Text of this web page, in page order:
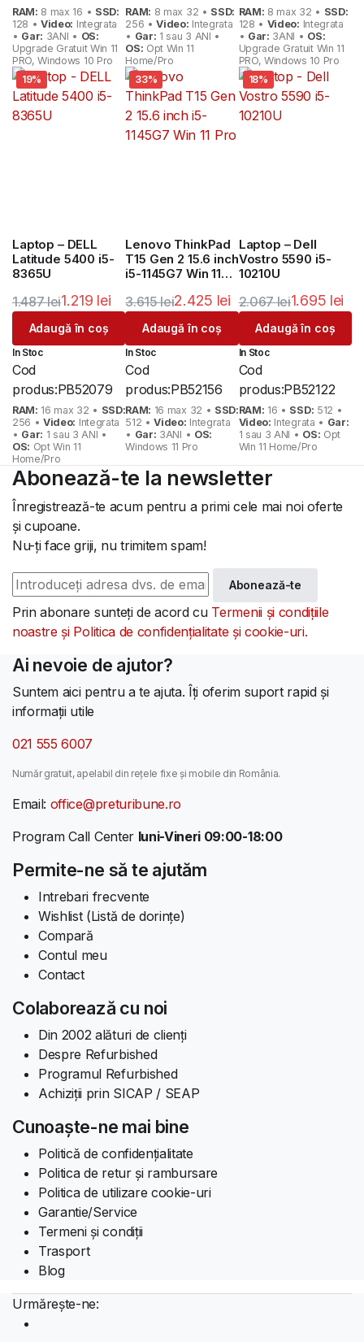
1.562 lei.
RAM: 8 max 16 • SSD:
128 •Video: Integrata
• Gar: 3ANI • OS:
Upgrade Gratuit Win 11
PRO, Windows 10 Pro
2.260 lei.
RAM: 8 max 32 • SSD:
256 •Video: Integrata
• Gar: 1 sau 3 ANI •
OS: Opt Win 11
Home/Pro
2.411 lei.
RAM: 8 max 32 • SSD:
128 • Video: Integrata
• Gar: 3ANI • OS:
Upgrade Gratuit Win 11
PRO, Windows 10 Pro
19%
Laptop – DELL
Latitude 5400 i5-
8365U
1.487lei
Prețul
inițial
a
fost:
1.487 lei.
1.219 lei
Prețul
curent
este:
1.219 lei.
Adaugă în coș
In Stoc
Cod
produs:PB52079
RAM: 16 max 32 • SSD:
256 •Video: Integrata
• Gar: 1 sau 3 ANI •
OS: Opt Win 11
Home/Pro
33%
Lenovo ThinkPad
T15 Gen 2 15.6 inch
i5-1145G7 Win 11
3.615lei
Prețul
inițial
a
fost:
3.615 lei.
2.425 lei
Prețul
curent
este:
2.425 lei.
Adaugă în coș
In Stoc
Cod
produs:PB52156
RAM: 16 max 32 • SSD:
512 •Video: Integrata
• Gar: 3ANI • OS:
Windows 11 Pro
18%
Laptop – Dell
Vostro 5590 i5-
10210U
2.067lei
Prețul
inițial
a
fost:
2.067 lei.
1.695 lei
Prețul
curent
este:
1.695 lei.
Adaugă în coș
In Stoc
Cod
produs:PB52122
RAM: 16 • SSD: 512 •
Video: Integrata • Gar:
1 sau 3 ANI • OS: Opt
Win 11 Home/Pro
Abonează-te la newsletter
Înregistrează-te acum pentru a primi cele mai noi oferte
și cupoane.
Nu-ți face griji, nu trimitem spam!
Abonează-te
Prin abonare sunteți de acord cu Termenii și condițiile
noastre și Politica de confidențialitate și cookie-uri.
Ai nevoie de ajutor?
Suntem aici pentru a te ajuta. Îți oferim suport rapid și
informații utile
021 555 6007
Număr gratuit, apelabil din rețele fixe și mobile din România.
Email: office@preturibune.ro
Program Call Center luni-Vineri 09:00-18:00
Permite-ne să te ajutăm
Intrebari frecvente
Wishlist (Listă de dorințe)
Compară
Contul meu
Contact
Colaborează cu noi
Din 2002 alături de clienți
Despre Refurbished
Programul Refurbished
Achiziții prin SICAP / SEAP
Cunoaște-ne mai bine
Politică de confidențialitate
Politica de retur și rambursare
Politica de utilizare cookie-uri
Garantie/Service
Termeni și condiții
Trasport
Blog
Urmărește-ne: